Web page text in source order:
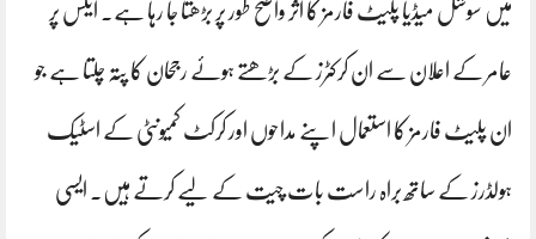
میں سوشل میڈیا پلیٹ فارمز کا اثر واضح طور پر بڑھتا جا رہا ہے۔ ایکس پر
عامر کے اعلان سے ان کرکٹرز کے بڑھتے ہوئے رجحان کا پتہ چلتا ہے جو
ان پلیٹ فارمز کا استعمال اپنے مداحوں اور کرکٹ کمیونٹی کے اسٹیک
ہولڈرز کے ساتھ براہ راست بات چیت کے لیے کرتے ہیں۔ ایسی